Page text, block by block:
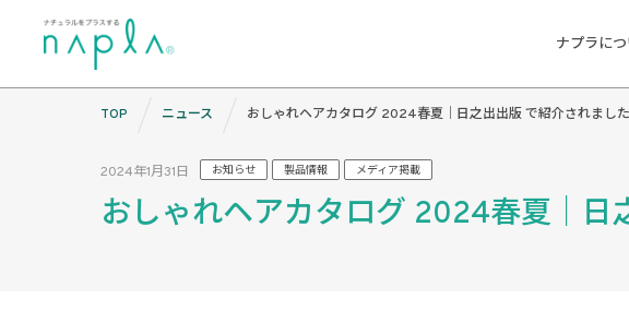
ナプラに
2024年1月31日 お知らせ 製品情報 メディア掲載
おしゃれヘアカタログ 2024春夏｜日
TOP ニュース おしゃれヘアカタログ 2024春夏｜日之出出版 で紹介されました